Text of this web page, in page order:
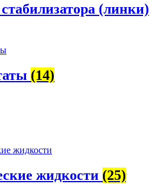
(линки)
(14)
жидкости (25)